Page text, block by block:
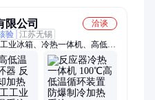
限公司
洽谈
验 江苏无锡
业冰箱、冷热一体机、高低温
热冷却一体机、加热制冷一体
系统、chiller、chiller制冷机、
半导体直冷机、气体冷却装
冷水机、工业冷冻机、工业制